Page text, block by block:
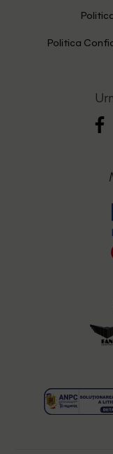
Politica